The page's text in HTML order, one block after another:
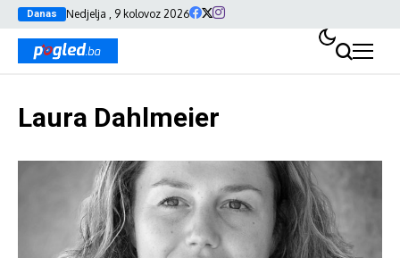
Danas Nedjelja , 9 kolovoz 2026
Laura Dahlmeier